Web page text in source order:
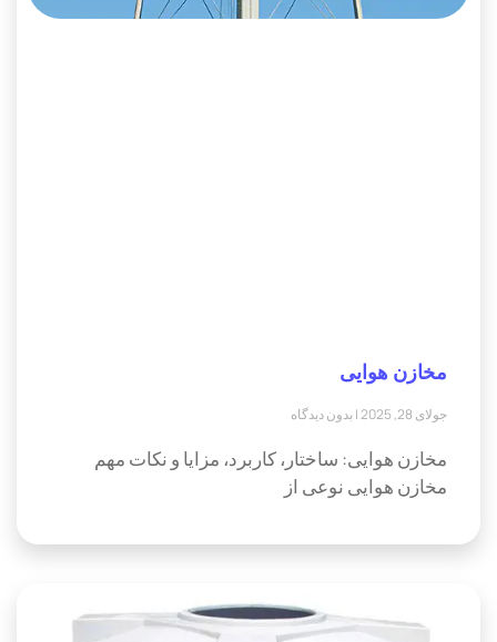
مخازن هوایی
جولای 28, 2025 بدون دیدگاه
مخازن هوایی: ساختار، کاربرد، مزایا و نکات مهم
مخازن هوایی نوعی از